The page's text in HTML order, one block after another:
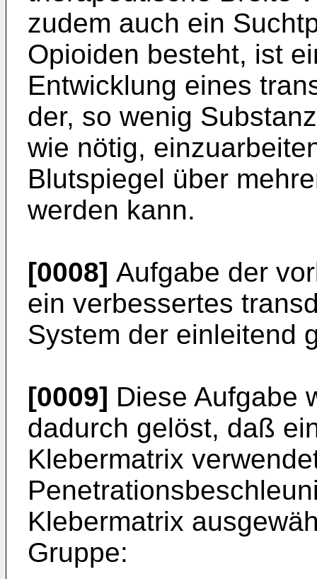
zudem auch ein
Opioiden besteht, ist
Entwicklung eines
der, so wenig
wie nötig,
Blutspiegel über
werden kann.
[0008] Aufgabe der
ein verbessertes
System der einleitend
[0009] Diese Aufgabe
dadurch gelöst, daß
Klebermatrix
Klebermatrix
Gruppe: